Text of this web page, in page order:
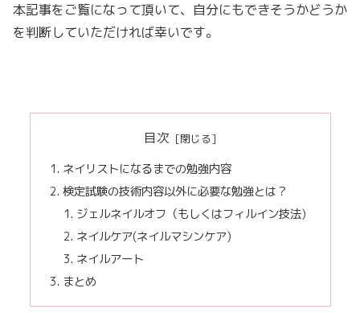
本記事をご覧になって頂いて、自分にもできそうかどうか
を判断していただければ幸いです。
目次
ネイリストになるまでの勉強内容
検定試験の技術内容以外に必要な勉強とは？
ジェルネイルオフ（もしくはフィルイン技法)
ネイルケア(ネイルマシンケア)
ネイルアート
まとめ